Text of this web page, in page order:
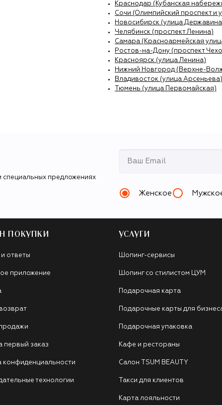
Краснодар (Кубанская
Сочи (Олимпийский проспект и
Новосибирск (улица
Челябинск (проспект Ленина)
Самара (Красноармейская
Ростов-на-Дону (проспект
Красноярск (улица Ленина)
Нижний Новгород (Верхне-
Владивосток (улица Арсеньева)
Тюмень (улица Первомайская)
специальных предложениях
Женское
ПОКУПКИ
ответы
приложение
первый заказ
конфиденциальности
технологии
УСЛУГИ
Шопинг-сервисы
Шопинг со стилистом ЦУМ
Подарочная карта
Подарочные карты для
Подарочная упаковка
Кафе и рестораны
Салон TSUM BEAUTY
Такси для клиентов
Карта лояльности